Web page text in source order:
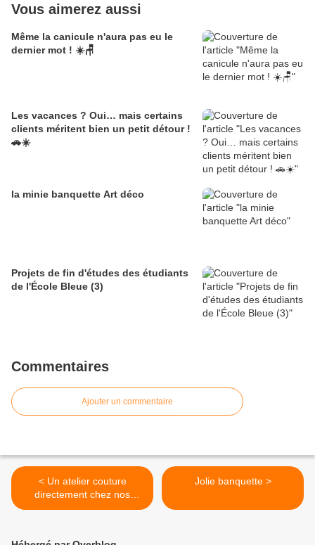
Vous aimerez aussi
Même la canicule n'aura pas eu le
dernier mot ! ☀️🪑
Les vacances ? Oui… mais certains
clients méritent bien un petit détour !
🚗☀️
la minie banquette Art déco
Projets de fin d'études des étudiants
de l'École Bleue (3)
Commentaires
Ajouter un commentaire
< Un atelier couture
directement chez nos
clients.
Jolie banquette >